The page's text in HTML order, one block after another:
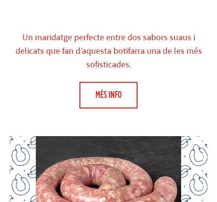
Un maridatge perfecte entre dos sabors suaus i
delicats que fan d’aquesta botifarra una de les més
sofisticades.
MÉS INFO